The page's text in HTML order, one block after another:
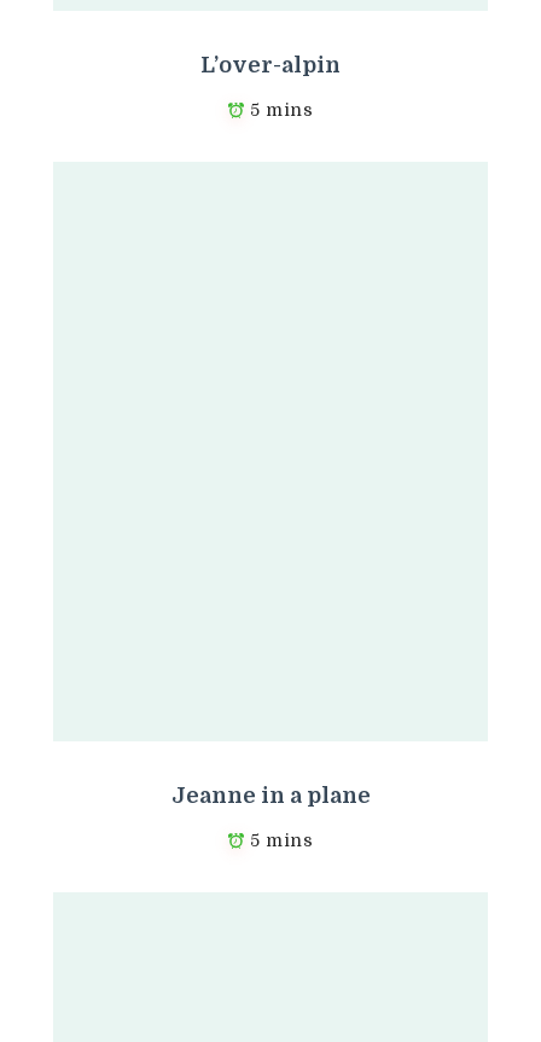
L’over-alpin
5 mins
Jeanne in a plane
5 mins